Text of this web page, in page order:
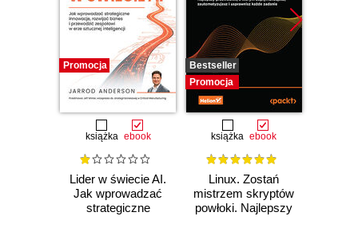
Promocja
książka ebook
Lider w świecie AI.
Jak wprowadzać
strategiczne
Bestseller
Promocja
książka ebook
Linux. Zostań
mistrzem skryptów
powłoki. Najlepszy